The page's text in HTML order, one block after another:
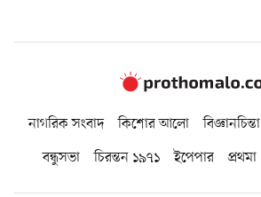
নাগরিক সংবাদ কিশোর আলো বিজ্ঞানচিন্তা
বন্ধুসভা
চিরন্তন ১৯৭১ ইপেপার প্রথমা